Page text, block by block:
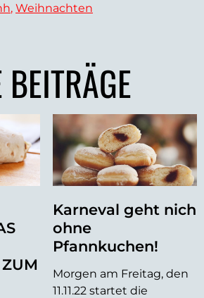
, Weihnachten
Karneval geht nich
ohne
Pfannkuchen!
Morgen am Freitag, den
11.11.22 startet die